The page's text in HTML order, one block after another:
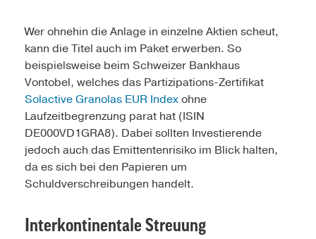
Wer ohnehin die Anlage in einzelne Aktien scheut,
kann die Titel auch im Paket erwerben. So
beispielsweise beim Schweizer Bankhaus
Vontobel, welches das Partizipations-Zertifikat
Solactive Granolas EUR Indexohne
Laufzeitbegrenzung parat hat (ISIN
DE000VD1GRA8). Dabei sollten Investierende
jedoch auch das Emittentenrisiko im Blick halten,
da es sich bei den Papieren um
Schuldverschreibungen handelt.
Interkontinentale Streuung